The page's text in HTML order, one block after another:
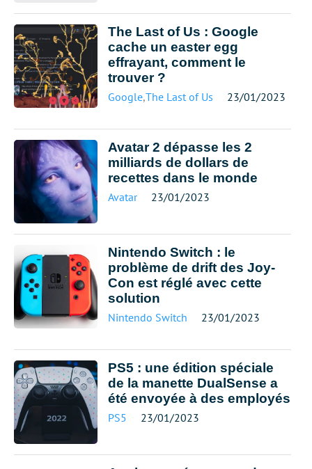
The Last of Us : Google
cache un easter egg
effrayant, comment le
trouver ?
Google,The Last of Us 23/01/2023
Avatar 2 dépasse les 2
milliards de dollars de
recettes dans le monde
Avatar 23/01/2023
Nintendo Switch : le
problème de drift des Joy-
Con est réglé avec cette
solution
Nintendo Switch 23/01/2023
PS5 : une édition spéciale
de la manette DualSense a
été envoyée à des employés
PS5 23/01/2023